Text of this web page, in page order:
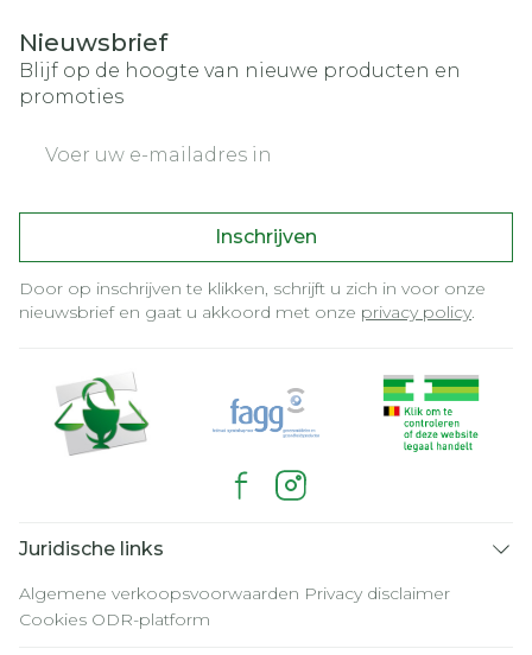
Nieuwsbrief
Blijf op de hoogte van nieuwe producten en
promoties
Inschrijven
Door op inschrijven te klikken, schrijft u zich in voor onze
nieuwsbrief en gaat u akkoord met onze privacy policy.
Juridische links
Algemene verkoopsvoorwaarden Privacy disclaimer
Cookies ODR-platform